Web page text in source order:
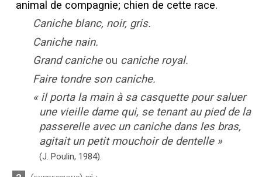
animal de compagnie; chien de cette race.
Caniche blanc, noir, gris.
Caniche nain.
Grand caniche ou caniche royal.
Faire tondre son caniche.
« il porta la main à sa casquette pour saluer
une vieille dame qui, se tenant au pied de la
passerelle avec un caniche dans les bras,
agitait un petit mouchoir de dentelle »
(J. Poulin, 1984).